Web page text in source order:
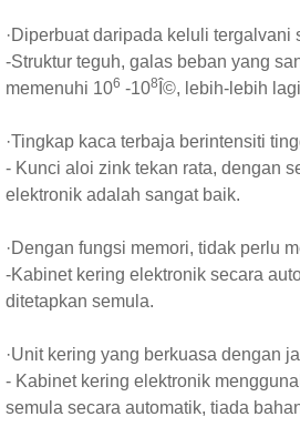
·Diperbuat daripada keluli
-Struktur teguh, galas beban yang
memenuhi 106 -108 Î©, lebih-lebih
·Tingkap kaca terbaja berintensiti
- Kunci aloi zink tekan rata, dengan
elektronik adalah sangat baik.
·Dengan fungsi memori, tidak perlu
-Kabinet kering elektronik secara
ditetapkan semula.
·Unit kering yang berkuasa dengan
- Kabinet kering elektronik
semula secara automatik, tiada